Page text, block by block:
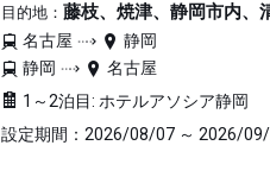
目的地： 藤枝、焼津、静岡市内、
名古屋
静岡
静岡
名古屋
1～2泊目: ホテルアソシア静岡
設定期間：2026/08/07 ～ 2026/